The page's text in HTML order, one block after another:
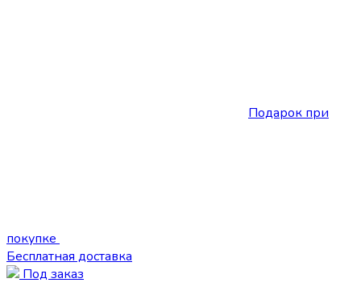
Подарок при
покупке
Бесплатная доставка
Под заказ